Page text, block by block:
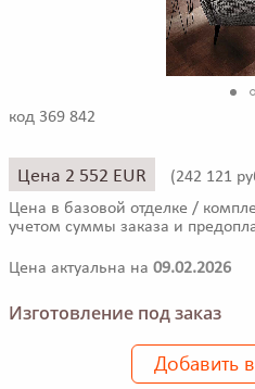
код 369 842
Цена 2 552 EUR (242 121
Цена в базовой отделке /
учетом суммы заказа и
Цена актуальна на 09.02.2026
Изготовление под заказ
Добавить